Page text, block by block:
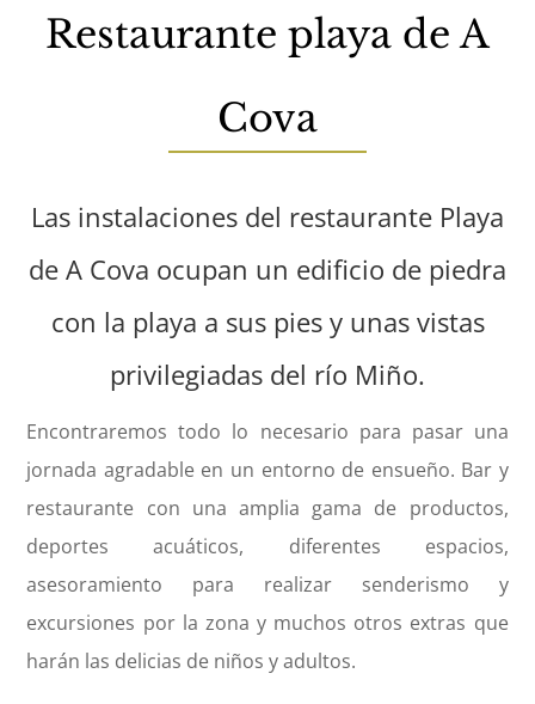
Restaurante playa de A
Cova
Las instalaciones del restaurante Playa
de A Cova ocupan un edificio de piedra
con la playa a sus pies y unas vistas
privilegiadas del río Miño.
Encontraremos todo lo necesario para pasar una
jornada agradable en un entorno de ensueño. Bar y
restaurante con una amplia gama de productos,
deportes acuáticos, diferentes espacios,
asesoramiento para realizar senderismo y
excursiones por la zona y muchos otros extras que
harán las delicias de niños y adultos.